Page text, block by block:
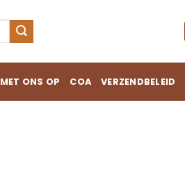
ONS OP COA VERZENDBELEID